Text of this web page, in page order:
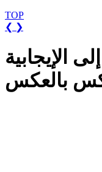
TOP
❮ ❯
الإيجابية
بالعكس